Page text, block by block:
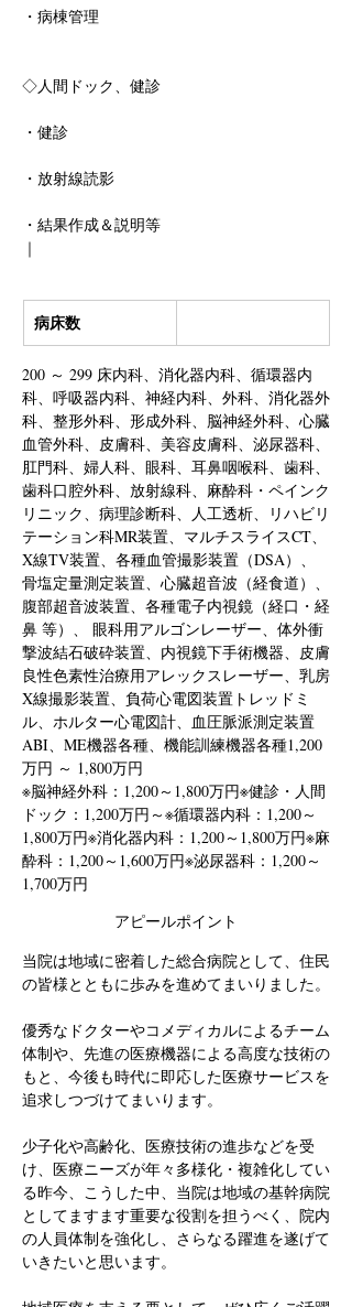
・病棟管理
◇人間ドック、健診
・健診
・放射線読影
・結果作成＆説明等
｜
病床数
200 ～ 299 床内科、消化器内科、循環器内
科、呼吸器内科、神経内科、外科、消化器外
科、整形外科、形成外科、脳神経外科、心臓
血管外科、皮膚科、美容皮膚科、泌尿器科、
肛門科、婦人科、眼科、耳鼻咽喉科、歯科、
歯科口腔外科、放射線科、麻酔科・ペインク
リニック、病理診断科、人工透析、リハビリ
テーション科MR装置、マルチスライスCT、
X線TV装置、各種血管撮影装置（DSA）、
骨塩定量測定装置、心臓超音波（経食道）、
腹部超音波装置、各種電子内視鏡（経口・経
鼻 等）、 眼科用アルゴンレーザー、体外衝
撃波結石破砕装置、内視鏡下手術機器、皮膚
良性色素性治療用アレックスレーザー、乳房
X線撮影装置、負荷心電図装置トレッドミ
ル、ホルター心電図計、血圧脈派測定装置
ABI、ME機器各種、機能訓練機器各種1,200
万円 ～ 1,800万円
※脳神経外科：1,200～1,800万円※健診・人間
ドック：1,200万円～※循環器内科：1,200～
1,800万円※消化器内科：1,200～1,800万円※麻
酔科：1,200～1,600万円※泌尿器科：1,200～
1,700万円
アピールポイント
当院は地域に密着した総合病院として、住民
の皆様とともに歩みを進めてまいりました。
優秀なドクターやコメディカルによるチーム
体制や、先進の医療機器による高度な技術の
もと、今後も時代に即応した医療サービスを
追求しつづけてまいります。
少子化や高齢化、医療技術の進歩などを受
け、医療ニーズが年々多様化・複雑化してい
る昨今、こうした中、当院は地域の基幹病院
としてますます重要な役割を担うべく、院内
の人員体制を強化し、さらなる躍進を遂げて
いきたいと思います。